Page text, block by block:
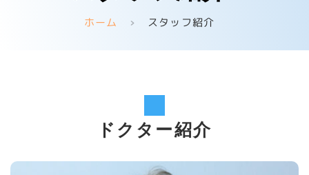
ホーム スタッフ紹介
ドクター紹介